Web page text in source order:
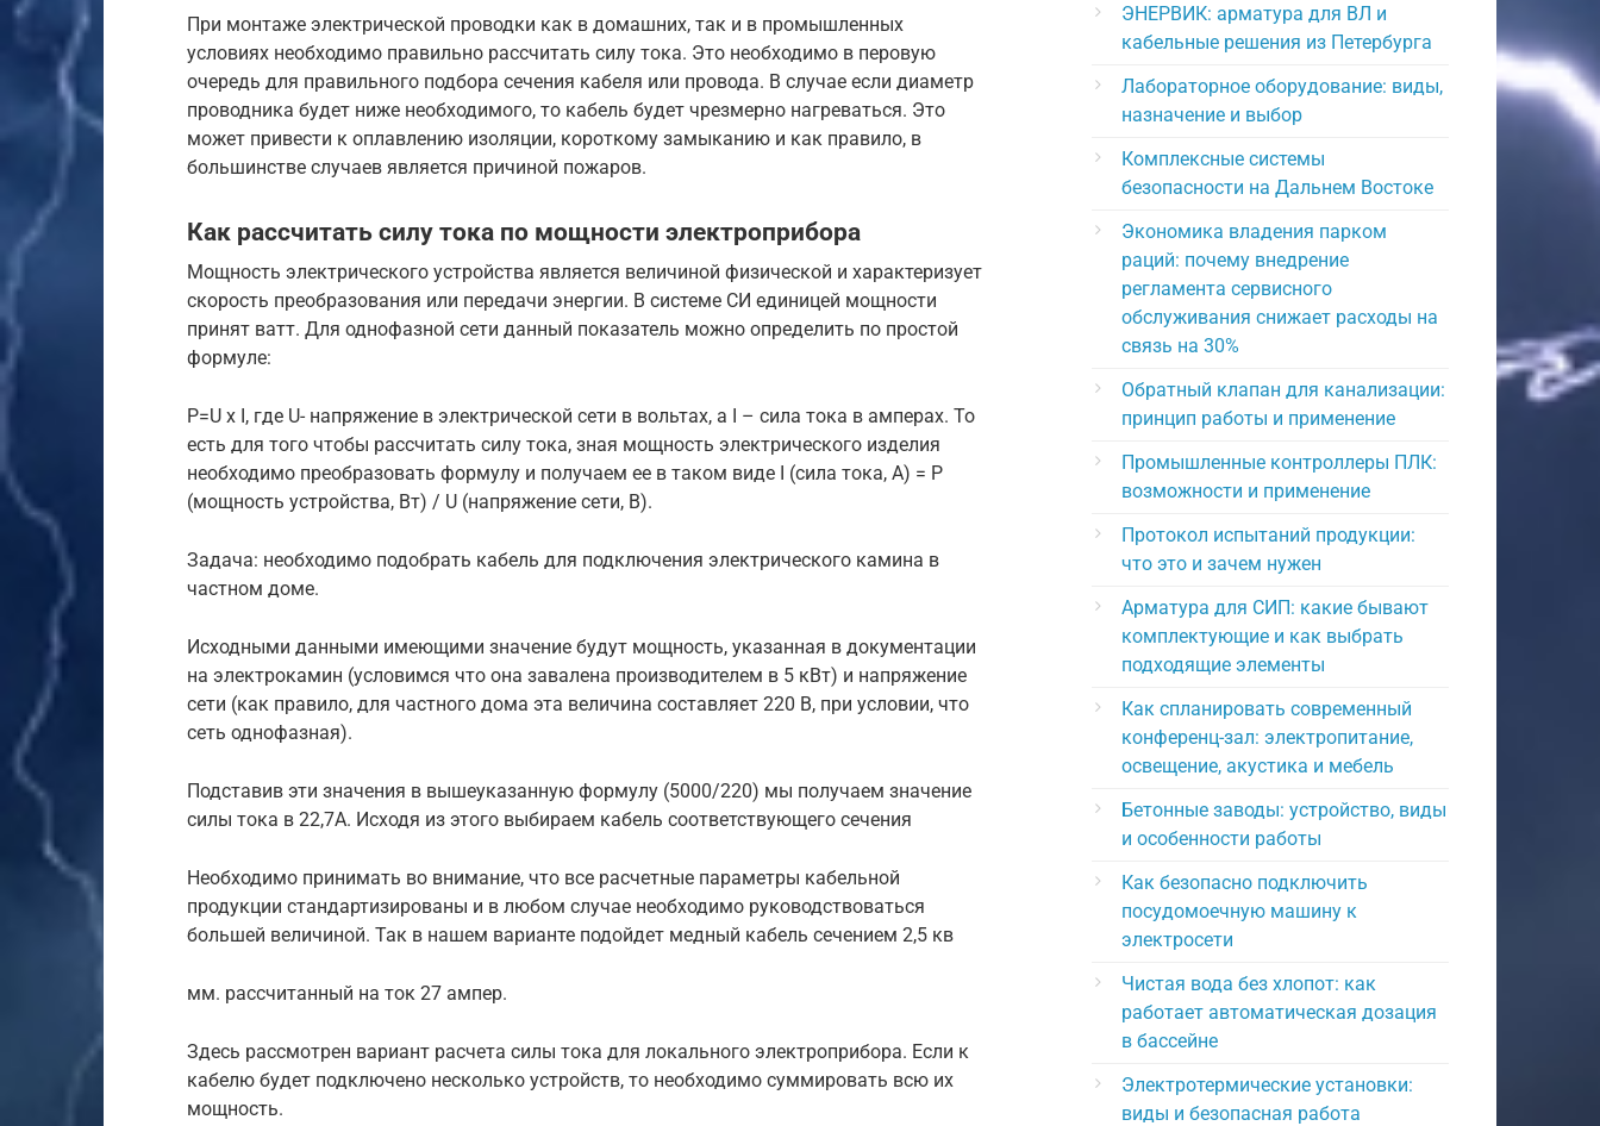
При монтаже электрической проводки как в домашних, так и в промышленных
условиях необходимо правильно рассчитать силу тока. Это необходимо в перовую
очередь для правильного подбора сечения кабеля или провода. В случае если диаметр
проводника будет ниже необходимого, то кабель будет чрезмерно нагреваться. Это
может привести к оплавлению изоляции, короткому замыканию и как правило, в
большинстве случаев является причиной пожаров.
Как рассчитать силу тока по мощности электроприбора
Мощность электрического устройства является величиной физической и характеризует
скорость преобразования или передачи энергии. В системе СИ единицей мощности
принят ватт. Для однофазной сети данный показатель можно определить по простой
формуле:
Р=U x I, где U- напряжение в электрической сети в вольтах, а I – сила тока в амперах. То
есть для того чтобы рассчитать силу тока, зная мощность электрического изделия
необходимо преобразовать формулу и получаем ее в таком виде I (сила тока, А) = Р
(мощность устройства, Вт) / U (напряжение сети, В).
Задача: необходимо подобрать кабель для подключения электрического камина в
частном доме.
Исходными данными имеющими значение будут мощность, указанная в документации
на электрокамин (условимся что она завалена производителем в 5 кВт) и напряжение
сети (как правило, для частного дома эта величина составляет 220 В, при условии, что
сеть однофазная).
Подставив эти значения в вышеуказанную формулу (5000/220) мы получаем значение
силы тока в 22,7А. Исходя из этого выбираем кабель соответствующего сечения
Необходимо принимать во внимание, что все расчетные параметры кабельной
продукции стандартизированы и в любом случае необходимо руководствоваться
большей величиной. Так в нашем варианте подойдет медный кабель сечением 2,5 кв
мм. рассчитанный на ток 27 ампер.
Здесь рассмотрен вариант расчета силы тока для локального электроприбора. Если к
кабелю будет подключено несколько устройств, то необходимо суммировать всю их
мощность.
ЭНЕРВИК: арматура для ВЛ и
кабельные решения из Петербурга
Лабораторное оборудование: виды,
назначение и выбор
Комплексные системы
безопасности на Дальнем Востоке
Экономика владения парком
раций: почему внедрение
регламента сервисного
обслуживания снижает расходы на
связь на 30%
Обратный клапан для канализации:
принцип работы и применение
Промышленные контроллеры ПЛК:
возможности и применение
Протокол испытаний продукции:
что это и зачем нужен
Арматура для СИП: какие бывают
комплектующие и как выбрать
подходящие элементы
Как спланировать современный
конференц-зал: электропитание,
освещение, акустика и мебель
Бетонные заводы: устройство, виды
и особенности работы
Как безопасно подключить
посудомоечную машину к
электросети
Чистая вода без хлопот: как
работает автоматическая дозация
в бассейне
Электротермические установки:
виды и безопасная работа